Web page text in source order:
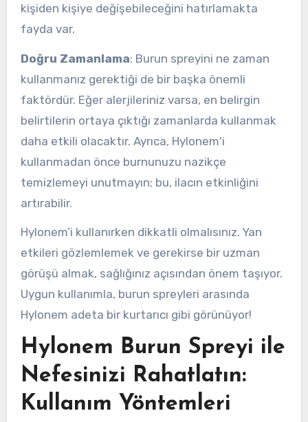
kişiden kişiye değişebileceğini hatırlamakta
fayda var.
Doğru Zamanlama: Burun spreyini ne zaman
kullanmanız gerektiği de bir başka önemli
faktördür. Eğer alerjileriniz varsa, en belirgin
belirtilerin ortaya çıktığı zamanlarda kullanmak
daha etkili olacaktır. Ayrıca, Hylonem'i
kullanmadan önce burnunuzu nazikçe
temizlemeyi unutmayın; bu, ilacın etkinliğini
artırabilir.
Hylonem’i kullanırken dikkatli olmalısınız. Yan
etkileri gözlemlemek ve gerekirse bir uzman
görüşü almak, sağlığınız açısından önem taşıyor.
Uygun kullanımla, burun spreyleri arasında
Hylonem adeta bir kurtarıcı gibi görünüyor!
Hylonem Burun Spreyi ile
Nefesinizi Rahatlatın:
Kullanım Yöntemleri